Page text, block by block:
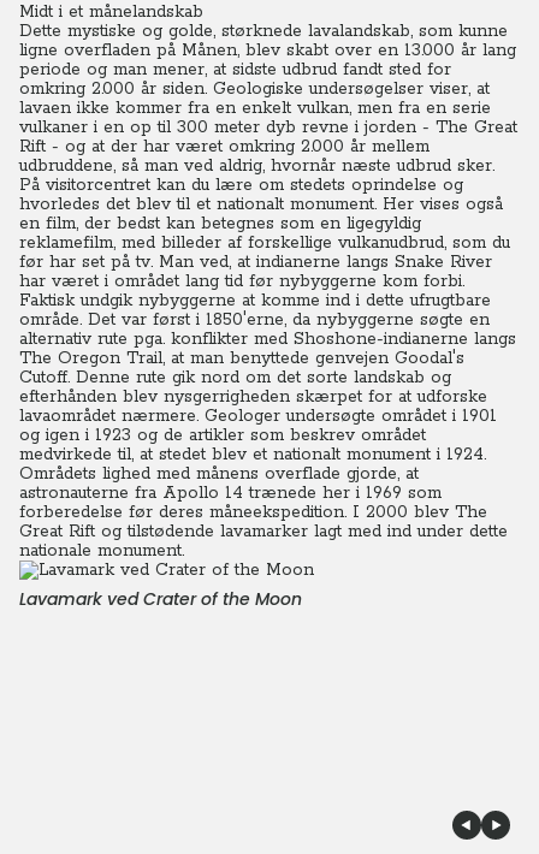
Midt i et månelandskab
Dette mystiske og golde, størknede lavalandskab, som kunne
ligne overfladen på Månen, blev skabt over en 13.000 år lang
periode og man mener, at sidste udbrud fandt sted for
omkring 2.000 år siden. Geologiske undersøgelser viser, at
lavaen ikke kommer fra en enkelt vulkan, men fra en serie
vulkaner i en op til 300 meter dyb revne i jorden - The Great
Rift - og at der har været omkring 2.000 år mellem
udbruddene, så man ved aldrig, hvornår næste udbrud sker.
På visitorcentret kan du lære om stedets oprindelse og
hvorledes det blev til et nationalt monument. Her vises også
en film, der bedst kan betegnes som en ligegyldig
reklamefilm, med billeder af forskellige vulkanudbrud, som du
før har set på tv. Man ved, at indianerne langs Snake River
har været i området lang tid før nybyggerne kom forbi.
Faktisk undgik nybyggerne at komme ind i dette ufrugtbare
område. Det var først i 1850'erne, da nybyggerne søgte en
alternativ rute pga. konflikter med Shoshone-indianerne langs
The Oregon Trail, at man benyttede genvejen Goodal's
Cutoff. Denne rute gik nord om det sorte landskab og
efterhånden blev nysgerrigheden skærpet for at udforske
lavaområdet nærmere. Geologer undersøgte området i 1901
og igen i 1923 og de artikler som beskrev området
medvirkede til, at stedet blev et nationalt monument i 1924.
Områdets lighed med månens overflade gjorde, at
astronauterne fra Apollo 14 trænede her i 1969 som
forberedelse før deres måneekspedition. I 2000 blev The
Great Rift og tilstødende lavamarker lagt med ind under dette
nationale monument.
Lavamark ved Crater of the Moon